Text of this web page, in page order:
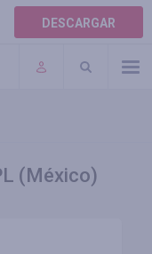
DESCARGAR
(México)